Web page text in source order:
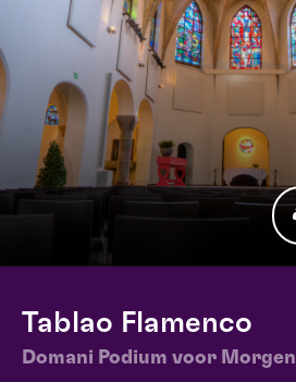
Tablao Flamenco
Domani Podium voor Morgen